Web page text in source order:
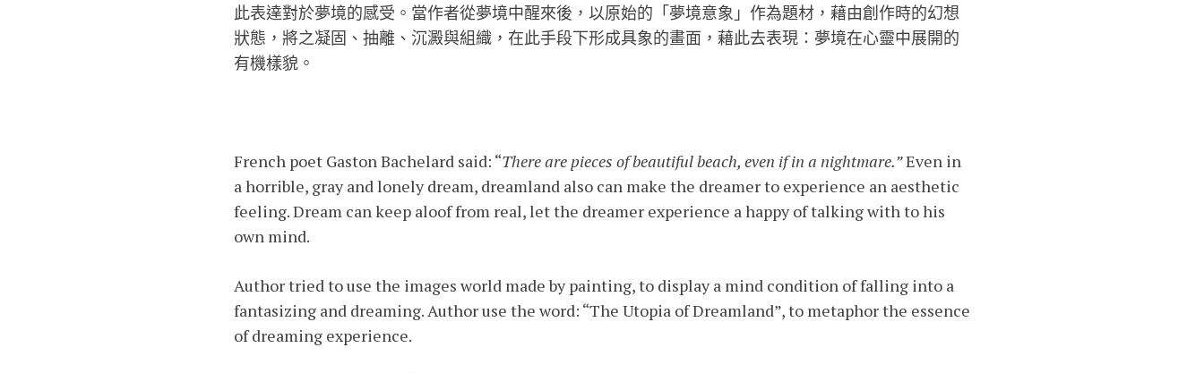
此表達對於夢境的感受。當作者從夢境中醒來後，以原始的「夢境意象」作為題材，藉由創作時的幻想
狀態，將之凝固、抽離、沉澱與組織，在此手段下形成具象的畫面，藉此去表現：夢境在心靈中展開的
有機樣貌。
French poet Gaston Bachelard said: “There are pieces of beautiful beach, even if in a nightmare.”Even in
a horrible, gray and lonely dream, dreamland also can make the dreamer to experience an aesthetic
feeling. Dream can keep aloof from real, let the dreamer experience a happy of talking with to his
own mind.
Author tried to use the images world made by painting, to display a mind condition of falling into a
fantasizing and dreaming. Author use the word: “The Utopia of Dreamland”, to metaphor the essence
of dreaming experience.